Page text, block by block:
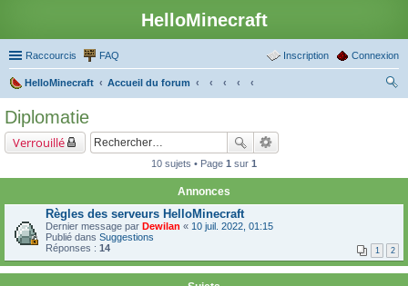
HelloMinecraft
Raccourcis FAQ Connexion
Inscription
HelloMinecraft
Accueil du forum
Diplomatie
Verrouillé
10 sujets • Page 1 sur 1
Annonces
Règles des serveurs HelloMinecraft
Dernier message par Dewilan « 10 juil. 2022, 01:15
Publié dans Suggestions
Réponses : 14 1 2